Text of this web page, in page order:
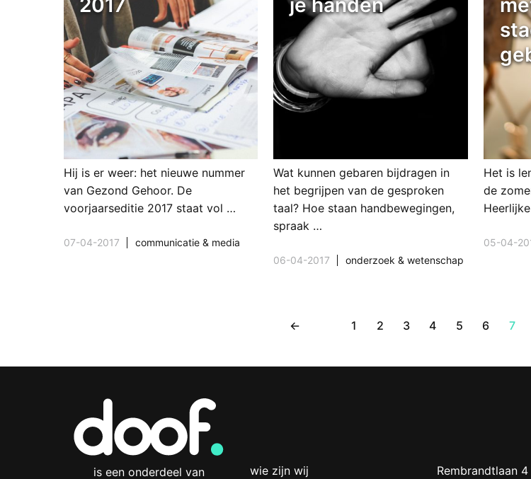
2017
Hij is er weer: het nieuwe nummer
van Gezond Gehoor. De
voorjaarseditie 2017 staat vol …
07-04-2017 communicatie & media
je handen
Wat kunnen gebaren bijdragen in
het begrijpen van de gesproken
taal? Hoe staan handbewegingen,
spraak …
06-04-2017 onderzoek & wetenschap
Het is
de
05-04-
← 1 2 3 4 5 6 7
is een onderdeel van wie zijn wij Doof.nl
work
Rembrandtlaan 4